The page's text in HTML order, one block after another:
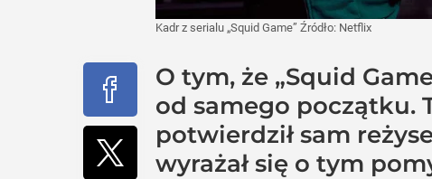
Kadr z serialu „Squid Game” Źródło: Netflix
O tym, że „Squid
od samego początku.
potwierdził sam
wyrażał się o tym